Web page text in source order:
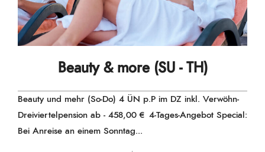
Beauty & more (SU - TH)
Beauty und mehr (So-Do) 4 ÜN p.P im DZ inkl. Verwöhn-
Dreiviertelpension ab - 458,00 € 4-Tages-Angebot Special:
Bei Anreise an einem Sonntag...